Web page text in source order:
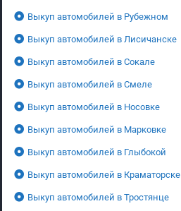
Выкуп автомобилей в Рубежном
Выкуп автомобилей в Лисичанске
Выкуп автомобилей в Сокале
Выкуп автомобилей в Смеле
Выкуп автомобилей в Носовке
Выкуп автомобилей в Марковке
Выкуп автомобилей в Глыбокой
Выкуп автомобилей в Краматорске
Выкуп автомобилей в Тростянце